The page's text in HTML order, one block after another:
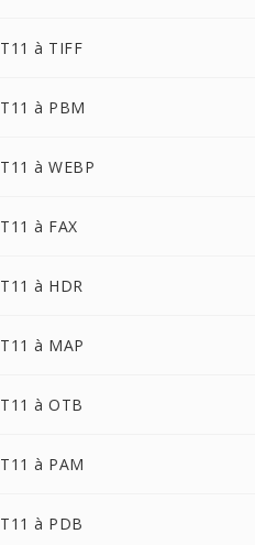
T11 à TIFF
T11 à PBM
T11 à WEBP
T11 à FAX
T11 à HDR
T11 à MAP
T11 à OTB
T11 à PAM
T11 à PDB